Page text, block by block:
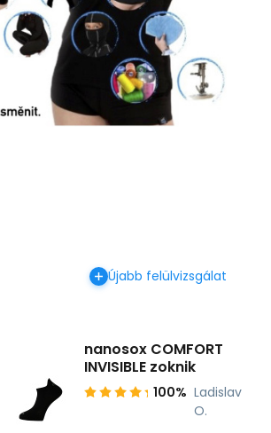
Újabb felülvizsgálat
nanosox COMFORT
INVISIBLE zoknik
100% Ladislav
O.